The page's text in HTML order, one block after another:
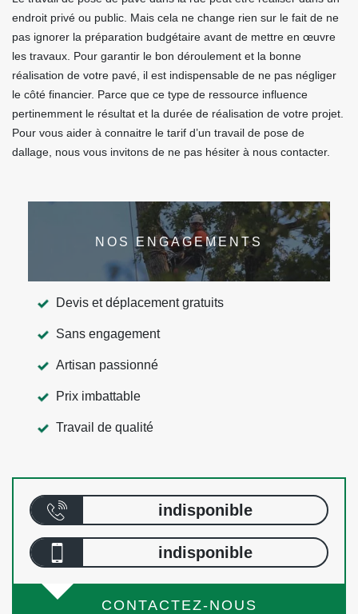
endroit privé ou public. Mais cela ne change rien sur le fait de ne
pas ignorer la préparation budgétaire avant de mettre en œuvre
les travaux. Pour garantir le bon déroulement et la bonne
réalisation de votre pavé, il est indispensable de ne pas négliger
le côté financier. Parce que ce type de ressource influence
pertinemment le résultat et la durée de réalisation de votre projet.
Pour vous aider à connaitre le tarif d’un travail de pose de
dallage, nous vous invitons de ne pas hésiter à nous contacter.
NOS ENGAGEMENTS
Devis et déplacement gratuits
Sans engagement
Artisan passionné
Prix imbattable
Travail de qualité
indisponible
indisponible
CONTACTEZ-NOUS